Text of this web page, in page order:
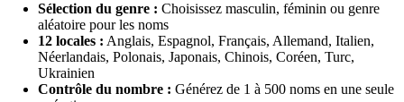
Sélection du genre : Choisissez masculin, féminin ou genre
aléatoire pour les noms
12 locales : Anglais, Espagnol, Français, Allemand, Italien,
Néerlandais, Polonais, Japonais, Chinois, Coréen, Turc,
Ukrainien
Contrôle du nombre : Générez de 1 à 500 noms en une seule